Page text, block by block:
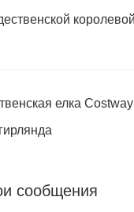
елка Costway
сообщения